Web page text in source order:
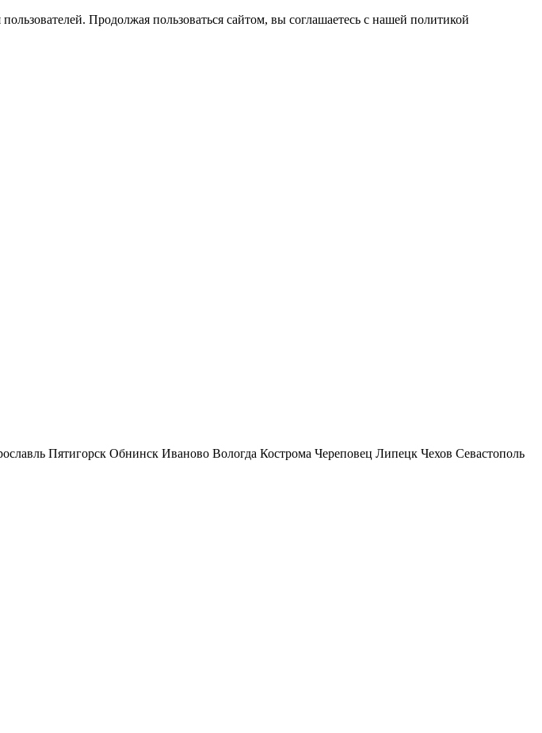
Продолжая пользоваться сайтом, вы соглашаетесь с нашей политикой
Пятигорск Обнинск Иваново Вологда Кострома Череповец Липецк Чехов Севастополь